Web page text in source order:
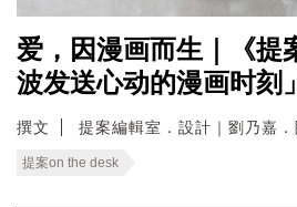
爱，因漫画而生｜《提
波发送心动的漫画时刻」
撰文 提案編輯室．設計｜劉乃嘉
提案on the desk